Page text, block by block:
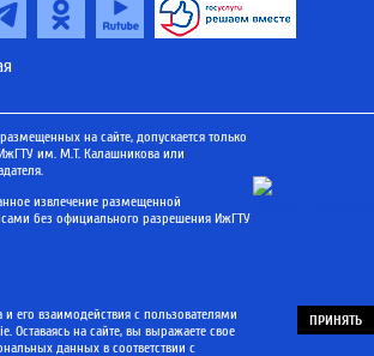
на сайте, допускается только
им. М.Т. Калашникова или
извлечение размещенной
без официального разрешения ИжГТУ
его взаимодействия с пользователями
на сайте, вы выражаете свое
данных в соответствии с
ПРИНЯТЬ